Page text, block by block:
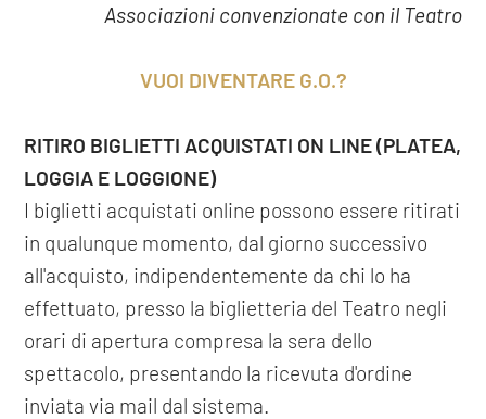
Associazioni convenzionate con il Teatro
VUOI DIVENTARE G.O.?
RITIRO BIGLIETTI ACQUISTATI ON LINE (PLATEA,
LOGGIA E LOGGIONE)
I biglietti acquistati online possono essere ritirati
in qualunque momento, dal giorno successivo
all'acquisto, indipendentemente da chi lo ha
effettuato, presso la biglietteria del Teatro negli
orari di apertura compresa la sera dello
spettacolo, presentando la ricevuta d'ordine
inviata via mail dal sistema.